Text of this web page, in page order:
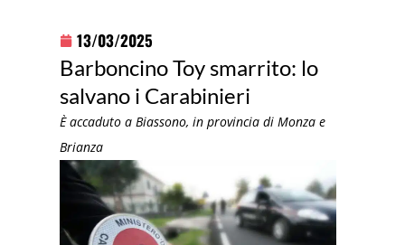
13/03/2025
Barboncino Toy smarrito: lo
salvano i Carabinieri
È accaduto a Biassono, in provincia di Monza e
Brianza